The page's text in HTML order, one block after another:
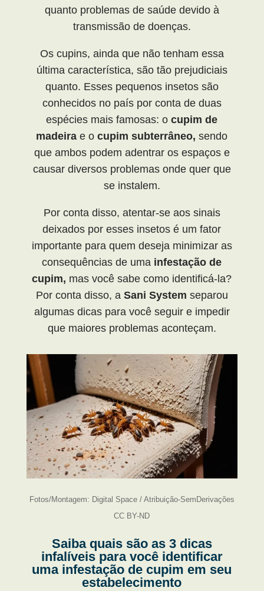
quanto problemas de saúde devido à
transmissão de doenças.
Os cupins, ainda que não tenham essa
última característica, são tão prejudiciais
quanto. Esses pequenos insetos são
conhecidos no país por conta de duas
espécies mais famosas: ocupim de
madeira e ocupim subterrâneo, sendo
que ambos podem adentrar os espaços e
causar diversos problemas onde quer que
se instalem.
Por conta disso, atentar-se aos sinais
deixados por esses insetos é um fator
importante para quem deseja minimizar as
consequências de uma infestação de
cupim, mas você sabe como identificá-la?
Por conta disso, a Sani System separou
algumas dicas para você seguir e impedir
que maiores problemas aconteçam.
Fotos/Montagem: Digital Space / Atribuição-SemDerivações
CC BY-ND
Saiba quais são as 3 dicas
infalíveis para você identificar
uma infestação de cupim em seu
estabelecimento